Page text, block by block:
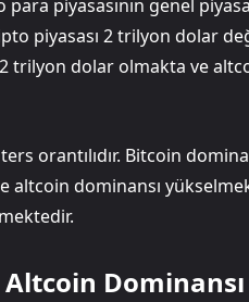
piyasasının genel
piyasası 2 trilyon dolar
trilyon dolar olmakta ve
orantılıdır. Bitcoin
altcoin dominansı
Dominansı